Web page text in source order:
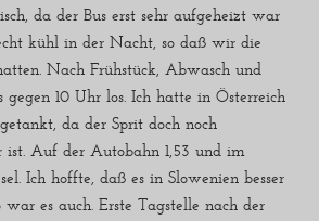
da der Bus erst sehr aufgeheizt war
kühl in der Nacht, so daß wir die
Nach Frühstück, Abwasch und
gegen 10 Uhr los. Ich hatte in Österreich
da der Sprit doch noch
ist. Auf der Autobahn 1,53 und im
Ich hoffte, daß es in Slowenien besser
es auch. Erste Tagstelle nach der